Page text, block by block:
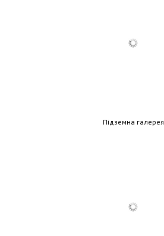
Підземна галерея